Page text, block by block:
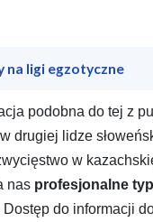
na ligi egzotyczne
podobna do tej z
drugiej lidze
w
nas profesjonalne
Dostęp do informacji